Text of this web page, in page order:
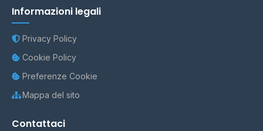
Informazioni legali
Privacy Policy
Cookie Policy
Preferenze Cookie
Mappa del sito
Contattaci